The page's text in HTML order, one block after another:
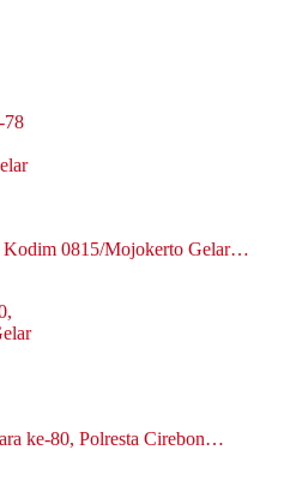
0815/Mojokerto Gelar…
ke-80, Polresta Cirebon…